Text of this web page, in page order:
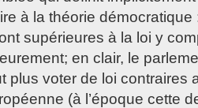
à la théorie démocratique
supérieures à la loi y
en clair, le
plus voter de loi contraires
(à l’époque cette